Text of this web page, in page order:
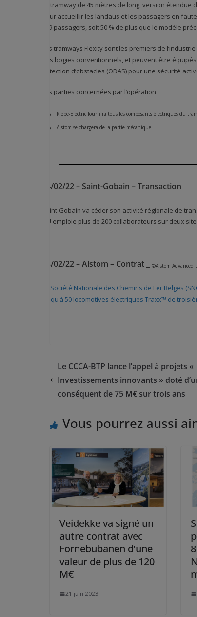
Le tramway de 45 mètres de long, version étendue
pour accueillir les landaus et les passagers en
319 passagers, soit 50 % de plus que le modèle
Les tramways Flexity sont les premiers de
des bogies conventionnels, et peuvent être
détection d’obstacles (ODAS) pour une sécurité
Les parties concernées par l’opération :
Kiepe-Electric fournira tous les composants électriques du
Alstom se chargera de la partie mécanique.
04/02/22 – Saint-Gobain – Transaction
Saint-Gobain va céder son activité régionale de
OÜ emploie plus de 200 collaborateurs sur deux
03/02/22 – Alstom – Contrat_ ©Alstom Advanced
La Société Nationale des Chemins de Fer Belges
jusqu’à 50 locomotives électriques Traxx™ de
Le CCCA-BTP lance l’appel à projets «
Investissements innovants » doté
conséquent de 75 M€ sur trois ans
Vous pourrez aussi
Veidekke va signé un
autre contrat avec
Fornebubanen d’une
valeur de plus de 120
M€
21 juin 2023